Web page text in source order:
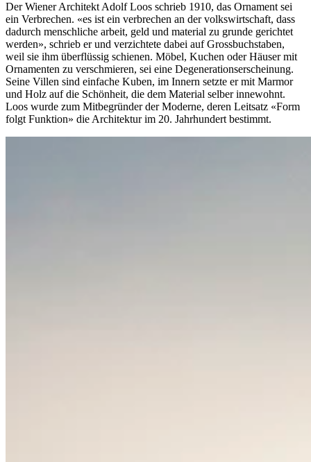
Der Wiener Architekt Adolf Loos schrieb 1910, das Ornament sei
ein Verbrechen. «es ist ein verbrechen an der volkswirtschaft, dass
dadurch menschliche arbeit, geld und material zu grunde gerichtet
werden», schrieb er und verzichtete dabei auf Grossbuchstaben,
weil sie ihm überflüssig schienen. Möbel, Kuchen oder Häuser mit
Ornamenten zu verschmieren, sei eine Degenerationserscheinung.
Seine Villen sind einfache Kuben, im Innern setzte er mit Marmor
und Holz auf die Schönheit, die dem Material selber innewohnt.
Loos wurde zum Mitbegründer der Moderne, deren Leitsatz «Form
folgt Funktion» die Architektur im 20. Jahrhundert bestimmt.